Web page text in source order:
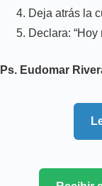
Deja atrás la
Declara:
Ps. Eudomar